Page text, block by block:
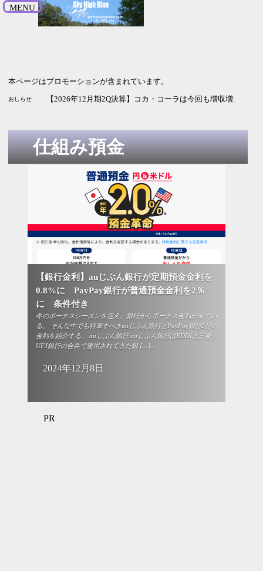
MENU
本ページはプロモーションが含まれています。
おしらせ 【2027年3月期1Q決算】JX金属は増収増益 為替と銅価格頼
【2026年12月期2Q決算】資生堂は増収増益 純利益は3倍
【2027年3月期1Q決算】武田薬品工業は増収減益 新薬に期待
【2026年3月期1Q決算】野村HDは増収増益 通期予想・配当
【2026年12月期2Q決算】コカ・コーラは今回も増収増益 純
仕組み預金
【銀行金利】auじぶん銀行が定期預金金利を
0.8%に PayPay銀行が普通預金金利を2％
に 条件付き
冬のボーナスシーズンを迎え、銀行からボーナス金利が出てい
る。 そんな中でも特筆すべきauじぶん銀行とPayPay銀行2行の
金利を紹介する。 auじぶん銀行 auじぶん銀行はKDDIと三菱
UFJ銀行の合弁で運用されてきた銀 […]...
2024年12月8日
PR